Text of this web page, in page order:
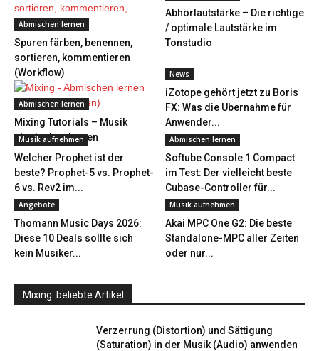
Abmischen lernen
Spuren färben, benennen,
sortieren, kommentieren
(Workflow)
Abhörlautstärke – Die richtige
/ optimale Lautstärke im
Tonstudio
Abmischen lernen
Mixing Tutorials – Musik
abmischen lernen
News
iZotope gehört jetzt zu Boris
FX: Was die Übernahme für
Anwender...
Musik aufnehmen
Welcher Prophet ist der
beste? Prophet-5 vs. Prophet-
6 vs. Rev2 im...
Abmischen lernen
Softube Console 1 Compact
im Test: Der vielleicht beste
Cubase-Controller für...
Angebote
Thomann Music Days 2026:
Diese 10 Deals sollte sich
kein Musiker...
Musik aufnehmen
Akai MPC One G2: Die beste
Standalone-MPC aller Zeiten
oder nur...
Mixing: beliebte Artikel
Verzerrung (Distortion) und Sättigung
(Saturation) in der Musik (Audio) anwenden